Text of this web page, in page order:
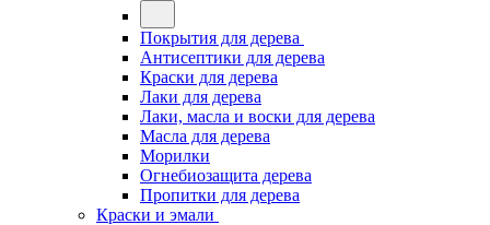
Покрытия для дерева
Антисептики для дерева
Краски для дерева
Лаки для дерева
Лаки, масла и воски для дерева
Масла для дерева
Морилки
Огнебиозащита дерева
Пропитки для дерева
Краски и эмали